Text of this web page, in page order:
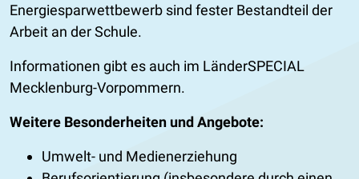
Energiesparwettbewerb sind fester Bestandteil der
Arbeit an der Schule.
Informationen gibt es auch im LänderSPECIAL
Mecklenburg-Vorpommern.
Weitere Besonderheiten und Angebote:
Umwelt- und Medienerziehung